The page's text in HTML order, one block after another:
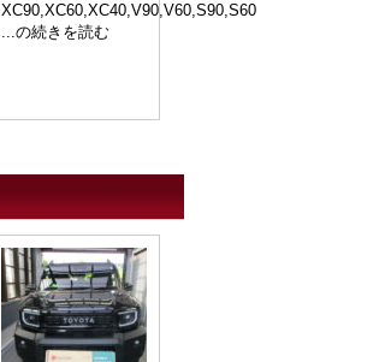
XC90,XC60,XC40,V90,V60,S90,S60
...の続きを読む